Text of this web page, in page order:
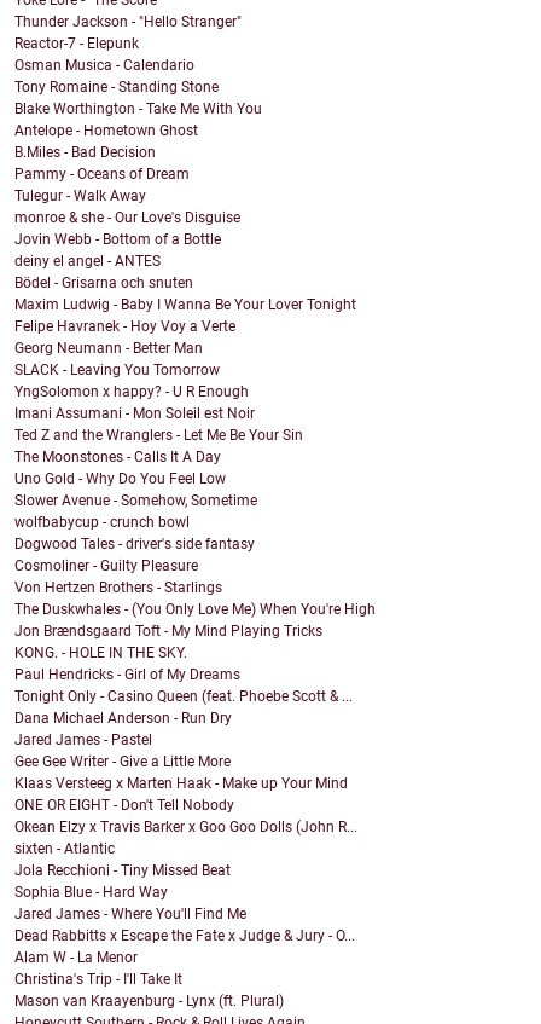
Thunder Jackson - "Hello Stranger"
Reactor-7 - Elepunk
Osman Musica - Calendario
Tony Romaine - Standing Stone
Blake Worthington - Take Me With You
Antelope - Hometown Ghost
B.Miles - Bad Decision
Pammy - Oceans of Dream
Tulegur - Walk Away
monroe & she - Our Love's Disguise
Jovin Webb - Bottom of a Bottle
deiny el angel - ANTES
Bödel - Grisarna och snuten
Maxim Ludwig - Baby I Wanna Be Your Lover Tonight
Felipe Havranek - Hoy Voy a Verte
Georg Neumann - Better Man
SLACK - Leaving You Tomorrow
YngSolomon x happy? - U R Enough
Imani Assumani - Mon Soleil est Noir
Ted Z and the Wranglers - Let Me Be Your Sin
The Moonstones - Calls It A Day
Uno Gold - Why Do You Feel Low
Slower Avenue - Somehow, Sometime
wolfbabycup - crunch bowl
Dogwood Tales - driver's side fantasy
Cosmoliner - Guilty Pleasure
Von Hertzen Brothers - Starlings
The Duskwhales - (You Only Love Me) When You're High
Jon Brændsgaard Toft - My Mind Playing Tricks
KONG. - HOLE IN THE SKY.
Paul Hendricks - Girl of My Dreams
Tonight Only - Casino Queen (feat. Phoebe Scott & ...
Dana Michael Anderson - Run Dry
Jared James - Pastel
Gee Gee Writer - Give a Little More
Klaas Versteeg x Marten Haak - Make up Your Mind
ONE OR EIGHT - Don't Tell Nobody
Okean Elzy x Travis Barker x Goo Goo Dolls (John R...
sixten - Atlantic
Jola Recchioni - Tiny Missed Beat
Sophia Blue - Hard Way
Jared James - Where You'll Find Me
Dead Rabbitts x Escape the Fate x Judge & Jury - O...
Alam W - La Menor
Christina's Trip - I'll Take It
Mason van Kraayenburg - Lynx (ft. Plural)